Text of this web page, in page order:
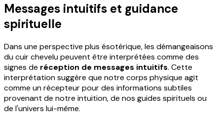
Messages intuitifs et guidance
spirituelle
Dans une perspective plus ésotérique, les démangeaisons
du cuir chevelu peuvent être interprétées comme des
signes de réception de messages intuitifs. Cette
interprétation suggère que notre corps physique agit
comme un récepteur pour des informations subtiles
provenant de notre intuition, de nos guides spirituels ou
de l'univers lui-même.